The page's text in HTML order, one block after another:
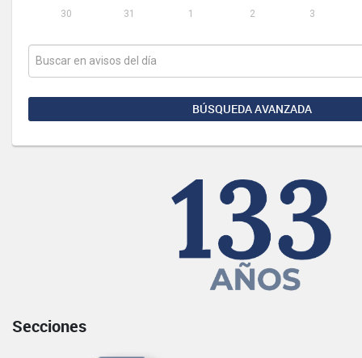
30
31 1 2 3
BÚSQUEDA AVANZADA
Secciones